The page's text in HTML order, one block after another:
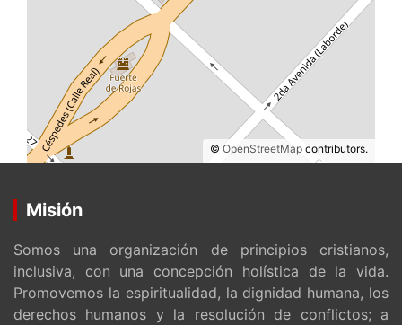
© OpenStreetMap contributors.
Misión
Somos una organización de principios cristianos,
inclusiva, con una concepción holística de la vida.
Promovemos la espiritualidad, la dignidad humana, los
derechos humanos y la resolución de conflictos; a